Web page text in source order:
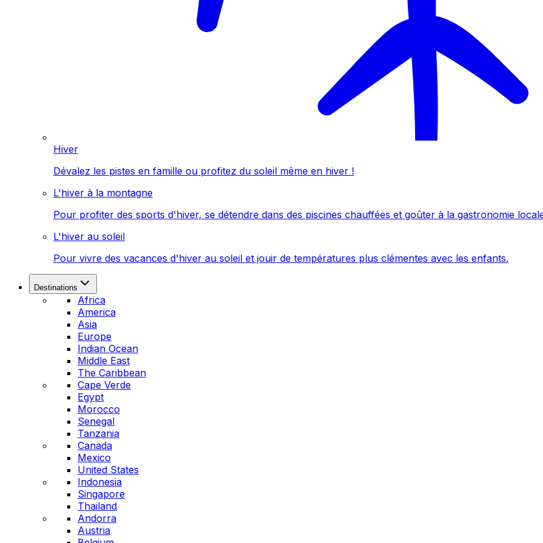
Hiver
Dévalez les pistes en famille ou profitez du soleil même en hiver !
L'hiver à la montagne
Pour profiter des sports d'hiver, se détendre dans des piscines chauffées et goûter à la gastronomie
L'hiver au soleil
Pour vivre des vacances d'hiver au soleil et jouir de températures plus clémentes avec les enfants.
Destinations
Africa
America
Asia
Europe
Indian Ocean
Middle East
The Caribbean
Cape Verde
Egypt
Morocco
Senegal
Tanzania
Canada
Mexico
United States
Indonesia
Singapore
Thailand
Andorra
Austria